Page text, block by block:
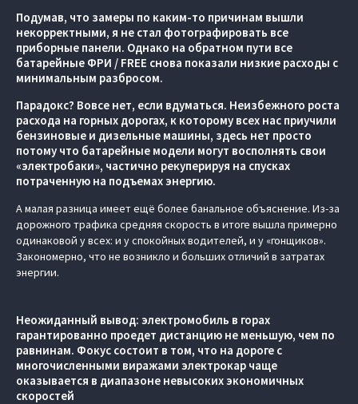
Подумав, что замеры по каким-то причинам вышли
некорректными, я не стал фотографировать все
приборные панели. Однако на обратном пути все
батарейные ФРИ / FREE снова показали низкие расходы с
минимальным разбросом.
Парадокс? Вовсе нет, если вдуматься. Неизбежного роста
расхода на горных дорогах, к которому всех нас приучили
бензиновые и дизельные машины, здесь нет просто
потому что батарейные модели могут восполнять свои
«электробаки», частично рекуперируя на спусках
потраченную на подъемах энергию.
А малая разница имеет ещё более банальное объяснение. Из-за
дорожного трафика средняя скорость в итоге вышла примерно
одинаковой у всех: и у спокойных водителей, и у «гонщиков».
Закономерно, что не возникло и больших отличий в затратах
энергии.
Неожиданный вывод: электромобиль в горах
гарантированно проедет дистанцию не меньшую, чем по
равнинам. Фокус состоит в том, что на дороге с
многочисленными виражами электрокар чаще
оказывается в диапазоне невысоких экономичных
скоростей